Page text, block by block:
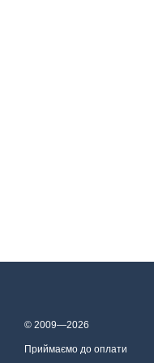
© 2009—2026
Приймаємо до оплати